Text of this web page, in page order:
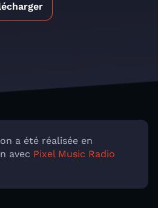
a été réalisée en
avec Pixel Music Radio